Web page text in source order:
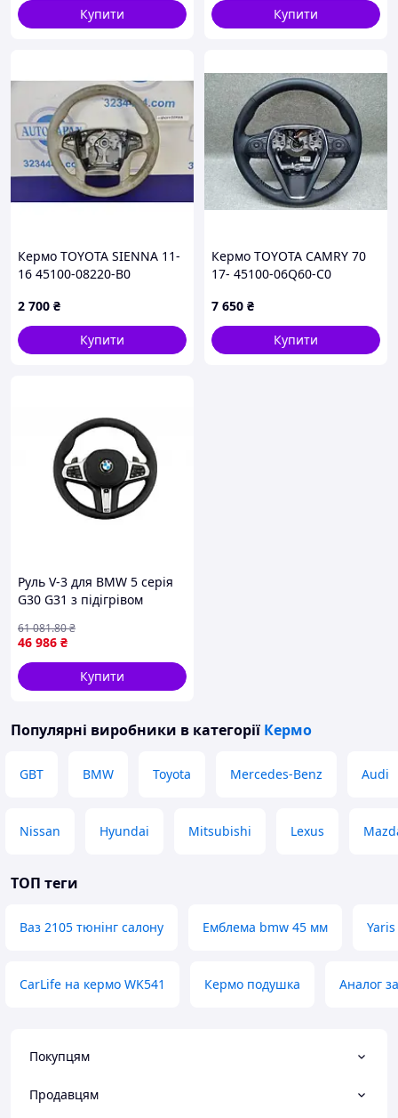
Купити
Купити
Кермо TOYOTA SIENNA 11-
16 45100-08220-B0
2 700 ₴
Купити
Кермо TOYOTA CAMRY 70
17- 45100-06Q60-C0
7 650 ₴
Купити
Руль V-3 для BMW 5 серія
G30 G31 з підігрівом
комфорту в автомобілі.
46 986 ₴
61 081.80₴
Купити
Популярні виробники в категорії Кермо
GBT BMW Toyota Mercedes-Benz Audi
Nissan Hyundai Mitsubishi Lexus
ТОП теги
Ваз 2105 тюнінг салону Емблема bmw 45 мм
CarLife на кермо WK541 Кермо подушка Аналог
Покупцям
Продавцям